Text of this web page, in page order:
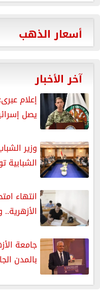
أسعار الذهب
آخر الأخبار
إعلام
يصل
وزير
الشبابية
انتهاء
جامعة
بالمدن